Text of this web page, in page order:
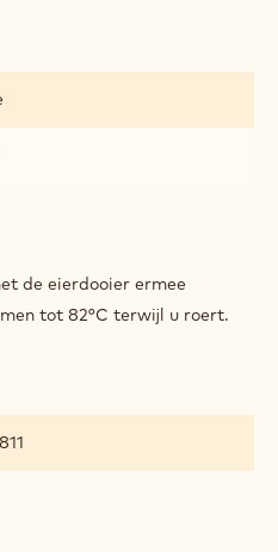
de eierdooier ermee
tot 82°C terwijl u roert.